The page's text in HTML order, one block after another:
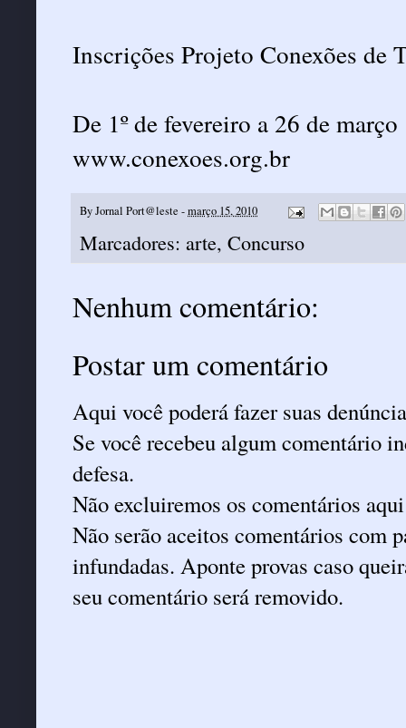
Inscrições Projeto Conexões de
De 1º de fevereiro a 26 de março
www.conexoes.org.br
ByJornal Port@leste -março 15, 2010
Marcadores: arte, Concurso
Nenhum comentário:
Postar um comentário
Aqui você poderá fazer suas
Se você recebeu algum comentário
defesa.
Não excluiremos os comentários
Não serão aceitos comentários com
infundadas. Aponte provas caso
seu comentário será removido.